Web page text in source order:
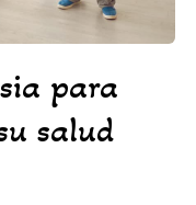
para
salud